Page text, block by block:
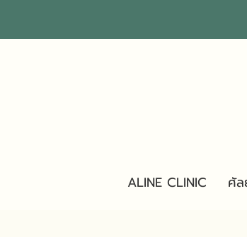
ALINE CLINIC ศั